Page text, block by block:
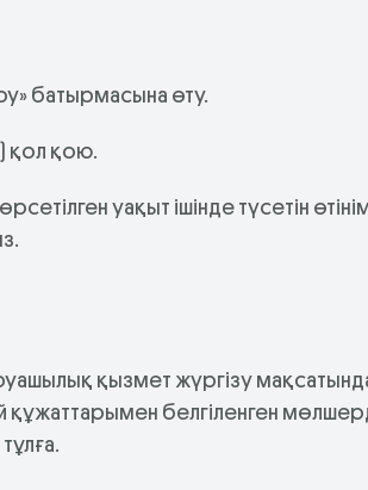
батырмасына өту.
қол қою.
уақыт ішінде түсетін
қызмет жүргізу
құжаттарымен белгіленген